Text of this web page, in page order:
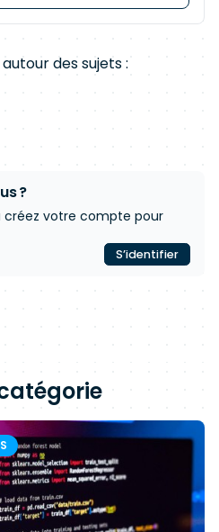
des sujets :
?
votre compte pour
S’identifier